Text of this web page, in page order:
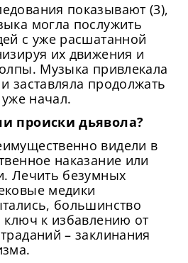
показывают (3),
могла послужить
с уже расшатанной
их движения и
Музыка привлекала
заставляла продолжать
уже начал.
происки дьявола?
видели в
наказание или
Лечить безумных
медики
большинство
к избавлению от
– заклинания